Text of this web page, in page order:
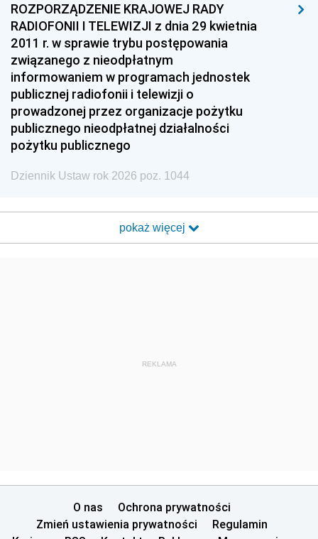
ROZPORZĄDZENIE KRAJOWEJ RADY
RADIOFONII I TELEWIZJI z dnia 29 kwietnia
2011 r. w sprawie trybu postępowania
związanego z nieodpłatnym
informowaniem w programach jednostek
publicznej radiofonii i telewizji o
prowadzonej przez organizacje pożytku
publicznego nieodpłatnej działalności
pożytku publicznego
Dziennik Ustaw rok 2026 poz. 1044
pokaż więcej
REKLAMA
O nas
Ochrona prywatności
Zmień ustawienia prywatności
Regulamin